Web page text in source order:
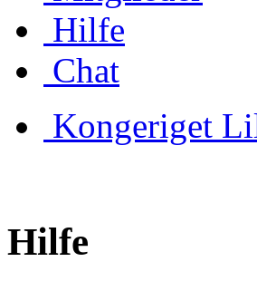
Hilfe
Chat
Kongeriget
Hilfe